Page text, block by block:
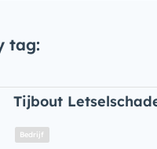
tag:
Tijbout